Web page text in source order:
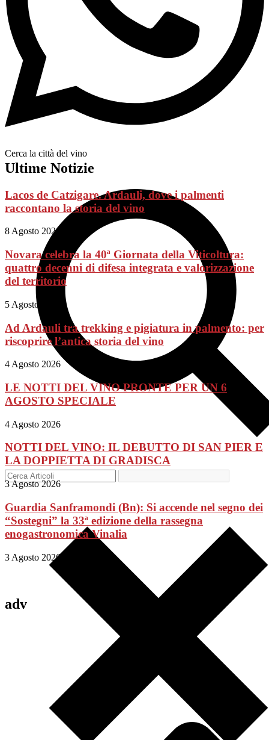
Cerca la città del vino
Ultime Notizie
Lacos de Catzigare. Ardauli, dove i palmenti
raccontano la storia del vino
8 Agosto 2026
Novara celebra la 40ª Giornata della Viticoltura:
quattro decenni di difesa integrata e valorizzazione
del territorio
5 Agosto 2026
Ad Ardauli tra trekking e pigiatura in palmento: per
riscoprire l’antica storia del vino
4 Agosto 2026
LE NOTTI DEL VINO PRONTE PER UN 6
AGOSTO SPECIALE
4 Agosto 2026
NOTTI DEL VINO: IL DEBUTTO DI SAN PIER E
LA DOPPIETTA DI GRADISCA
3 Agosto 2026
Guardia Sanframondi (Bn): Si accende nel segno dei
“Sostegni” la 33ª edizione della rassegna
enogastronomica Vinalia
3 Agosto 2026
adv